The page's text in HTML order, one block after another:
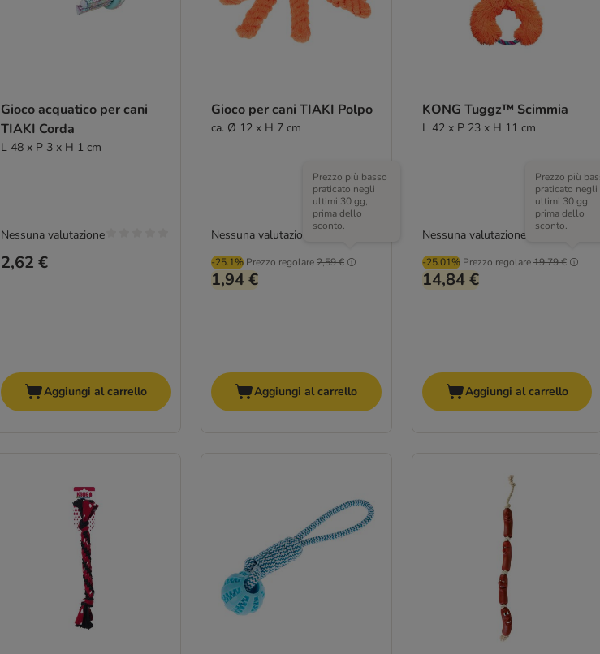
Gioco acquatico per cani
TIAKI Corda
L 48 x P 3 x H 1 cm
2,62 €
Nessuna valutazione
Aggiungi al carrello
Gioco per cani TIAKI Polpo
ca. Ø 12 x H 7 cm
-25.1% Prezzo regolare2,59 €
Prezzo più basso
praticato negli
ultimi 30 gg,
prima dello
sconto.
1,94 €
Nessuna valutazione
Aggiungi al carrello
KONG Tuggz™ Scimmia
L 42 x P 23 x H 11 cm
-25.01% Prezzo regolare19,79 €
Prezzo più
praticato negli
ultimi 30 gg,
prima dello
sconto.
14,84 €
Nessuna valutazione
Aggiungi al carrello